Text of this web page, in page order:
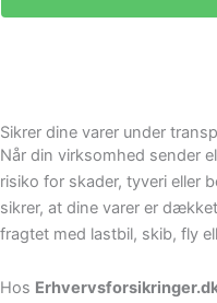
Sikrer dine varer under
Når din virksomhed sender
risiko for skader, tyveri eller
sikrer, at dine varer er
fragtet med lastbil, skib, fly
Hos